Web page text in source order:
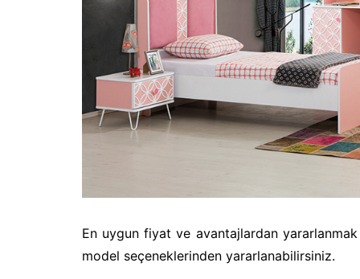
En uygun fiyat ve avantajlardan
model seçeneklerinden yararlanabilirsiniz.